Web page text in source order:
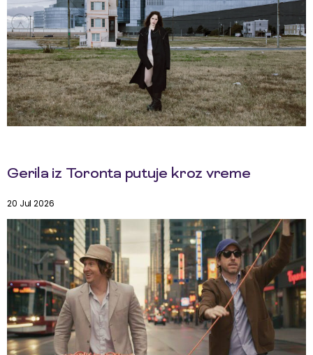
Gerila iz Toronta putuje kroz vreme
20 Jul 2026